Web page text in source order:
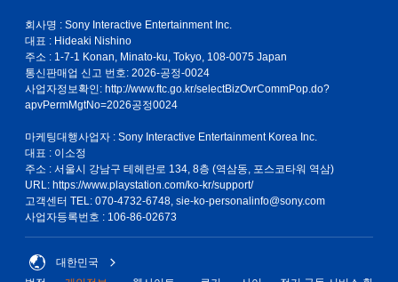
회사명 : Sony Interactive Entertainment Inc.
대표 : Hideaki Nishino
주소 : 1-7-1 Konan, Minato-ku, Tokyo, 108-0075 Japan
통신판매업 신고 번호: 2026-공정-0024
사업자정보확인: http://www.ftc.go.kr/selectBizOvrCommPop.do?
apvPermMgtNo=2026공정0024
마케팅대행사업자 : Sony Interactive Entertainment Korea Inc.
대표 : 이소정
주소 : 서울시 강남구 테헤란로 134, 8층 (역삼동, 포스코타워 역삼)
URL: https://www.playstation.com/ko-kr/support/
고객센터 TEL: 070-4732-6748, sie-ko-personalinfo@sony.com
사업자등록번호 : 106-86-02673
대한민국